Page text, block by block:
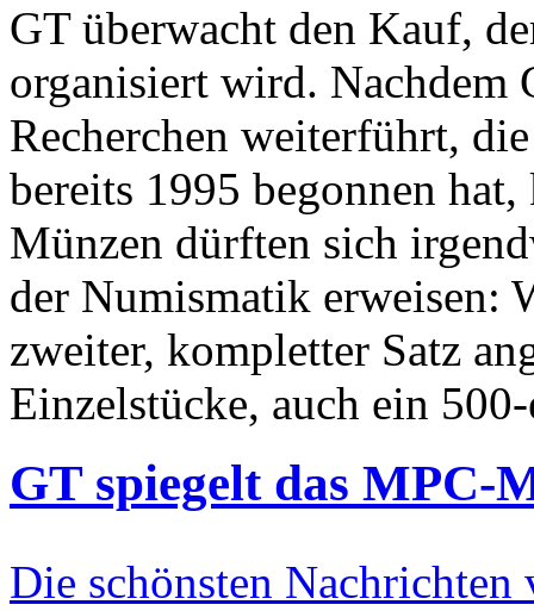
GT überwacht den Kauf,
organisiert wird. Nachdem
Recherchen weiterführt,
bereits 1995 begonnen
Münzen dürften sich
der Numismatik erweisen:
zweiter, kompletter Satz
Einzelstücke, auch ein
GT spiegelt das MPC-
Die schönsten Nachrichten